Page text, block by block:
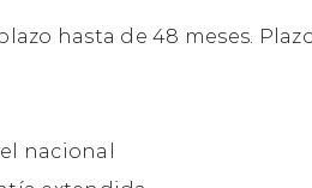
hasta de 48 meses.
nacional